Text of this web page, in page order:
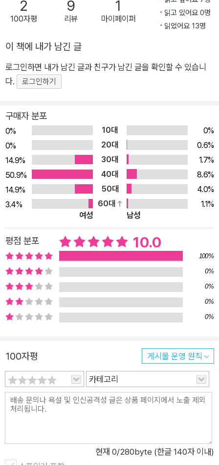
장 세상이 마법처럼 바뀐다고 말하지 않습니다. 대신 이날의 따뜻
한 연대를 경험한 에디트가 훗날 어른이 되어 더 많은 나무를 심
는 사람으로 성장하는 뭉클한 여정을 보여 줍니다. 아이의 상상을
끌고, 나아가 세상을 바꾸는 더 큰 변화의 씨앗이 되는지 묵직한
감동을 전합니다. 가족애에서 공동체적 책임으로, 세대를 아우르
나 노년, 또 그로부터 1603년 후 먼 미래에 이르기까지 거대한 시
간을 관통합니다. 시공간을 넘나드는 이 이야기는 오늘날 기후 위
기 앞에서 막연한 불안과 무력감을 느끼는 아이들에게 ‘우리가 함
께 힘을 모으면 내일을 바꿀 수 있다’는 실천적인 희망을 심어 줍
니다. 그뿐만 아니라 어린이 독자들은 에디트의 모습을 통해 ‘나
의 작은 생각이 세상을 바꿀 수 있다’는 주체성과 자기 효능감을
얻게 됩니다. 동시에 어른들에게는 단순히 자신의 자녀나 제자를
향한 사랑을 넘어, ‘다음 세대에게 어떤 지구와 환경을 물려줄 것
인가’라는 공동체적 책임감에 대한 물음을 던집니다. 생태적 연대
라는 거시적 주제와 아이의 내면적 성장이라는 미시적 가치를 두
루 담아낸 이 작품은 가정에서는 물론이고, 학교와 도서관에서 생
태 감수성, 공동체 의식, 시민성을 다루는 독서 활동 자료로 훌륭
하게 쓰일 것입니다. 유머와 문학성을 갖춘 국제상 수상 그림책
프랑스 배우 출신의 작가 쥘리 두인의 통통 튀는 생생한 글과 벨
기에 일러스트레이터 노에미 파바르의 섬세하고 따뜻한 삽화는
회색빛 도시가 초록빛 미래로 변해 가는 과정을 아름답게 표현합
게 그린 이 작품은 국제적으로도 문학성과 예술성을 인정받았습
가치와 뛰어난 주제 의식을 지닌 200권을 엄선하는 ‘2025 화이
트레이븐스’ 선정작으로 이름을 올렸으며, 세계적 권위의 아동청
소년도서협의회(IBBY) 벨기에 프랑스어권 지부에서 한 해 동안
은 아름답지 않더라도 우리가 변화를 만들 수 있다’는 것입니다.
2
100자평
9
리뷰
1
마이페이퍼
읽고 있어요 0명
읽었어요 13명
이 책에 내가 남긴 글
로그인하면 내가 남긴 글과 친구가 남긴 글을 확인할 수 있습니
다.
로그인하기
구매자 분포
0% 10대
0%
0%
20대
0.6%
14.9%
30대
1.7%
50.9%
40대
8.6%
14.9%
50대
4.0%
3.4%
60대
1.1%
여성
남성
평점 분포 10.0
100%
0%
0%
0%
0%
100자평 게시물 운영 원칙
카테고리
현재 0/280byte (한글 140자 이내)